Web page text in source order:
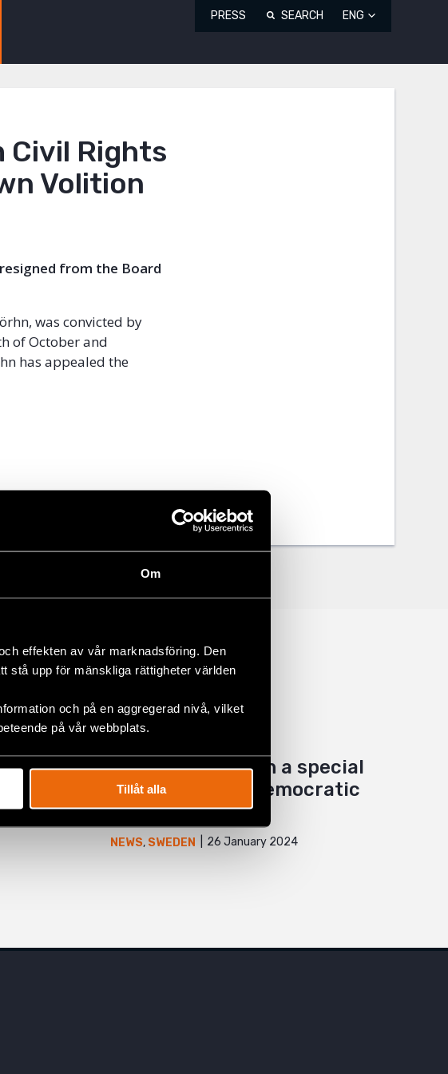
Om
effekten av vår marknadsföring. Den
stå upp för mänskliga rättigheter världen
och på en aggregerad nivå, vilket
på vår webbplats.
Tillåt alla
PRESS SEARCH ENG
Civil Rights
Volition
from the Board
was convicted by
of October and
has appealed the
Debate: Establish a special
rapporteur for democratic
elections
NEWS, SWEDEN 26 January 2024